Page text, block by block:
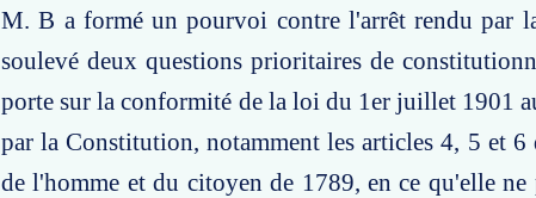
M. B a formé un pourvoi contre l'arrêt rendu par
soulevé deux questions prioritaires de
porte sur la conformité de la loi du 1er juillet 1901
par la Constitution, notamment les articles 4, 5 et
de l'homme et du citoyen de 1789, en ce qu'elle